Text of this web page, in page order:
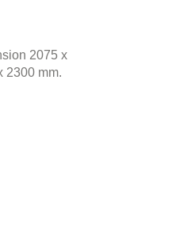
2075 x
2300 mm.